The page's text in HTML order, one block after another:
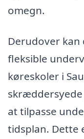
omegn.
Derudover
fleksible
køreskoler i
at tilpasse
tidsplan. Dette